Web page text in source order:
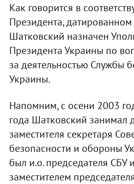
Как говорится в
Президента,
Шатковский назначен
Президента Украины по
за деятельностью Службы
Украины.
Напомним, с осени 2003
года Шатковский занимал
заместителя секретаря
безопасности и обороны
был и.о. председателя СБУ
заместителем